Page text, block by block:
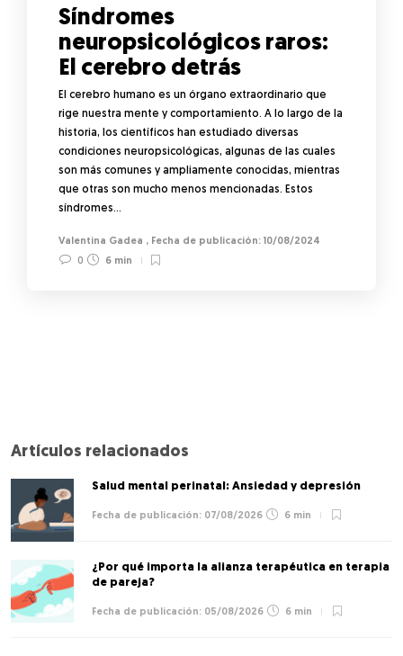
Síndromes
neuropsicológicos raros:
El cerebro detrás
El cerebro humano es un órgano extraordinario que
rige nuestra mente y comportamiento. A lo largo de la
historia, los científicos han estudiado diversas
condiciones neuropsicológicas, algunas de las cuales
son más comunes y ampliamente conocidas, mientras
que otras son mucho menos mencionadas. Estos
síndromes…
Valentina Gadea ,
10/08/2024
0
6 min
Artículos relacionados
Salud mental perinatal: Ansiedad y depresión
07/08/2026 6 min
¿Por qué importa la alianza terapéutica en terapia
de pareja?
05/08/2026 6 min